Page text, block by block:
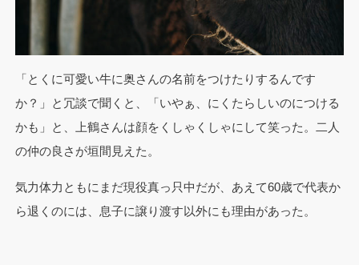
「とくに可愛い牛に奥さんの名前をつけたりするんです
か？」と冗談で聞くと、「いやぁ、にくたらしいのにつける
かも」と、上鶴さんは顔をくしゃくしゃにして笑った。二人
の仲の良さが垣間見えた。
気力体力ともにまだ現役真っ只中だが、あえて60歳で代表か
ら退くのには、息子に譲り渡す以外にも理由があった。